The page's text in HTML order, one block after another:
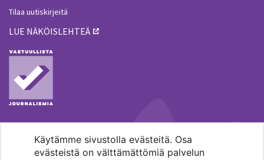
Käytämme sivustolla evästeitä. Osa
evästeistä on välttämättömiä palvelun
Tilaa uutiskirjeitä
LUE NÄKÖISLEHTEÄ
MENOHAKU